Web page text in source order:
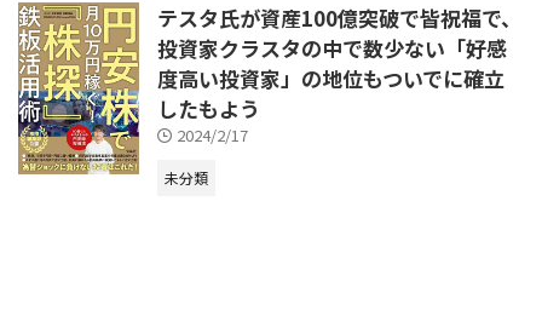
テスタ氏が資産100億突破で皆祝福で、
投資家クラスタの中で数少ない「好感
度高い投資家」の地位もついでに確立
したもよう
2024/2/17
未分類